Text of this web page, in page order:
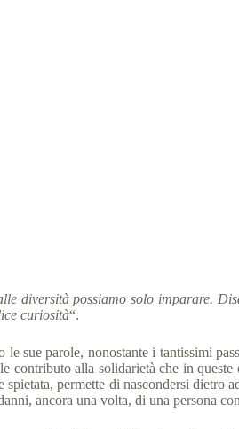
diversità possiamo solo imparare.
curiosità“.
sue parole, nonostante i tantissimi
contributo alla solidarietà che in
permette di nascondersi
ancora una volta, di una persona